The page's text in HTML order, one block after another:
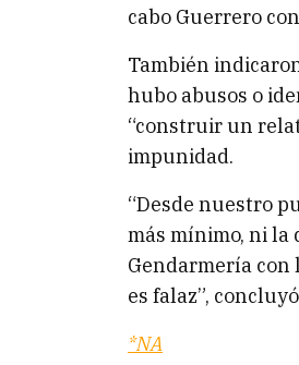
cabo Guerrero
También
hubo abusos o
“construir un
impunidad.
“Desde nuestro
más mínimo, ni la
Gendarmería con
es falaz”,
*NA